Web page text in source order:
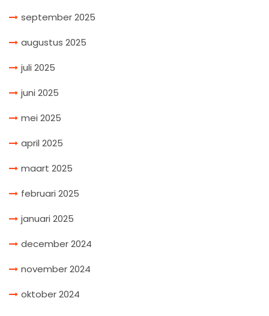
september 2025
augustus 2025
juli 2025
juni 2025
mei 2025
april 2025
maart 2025
februari 2025
januari 2025
december 2024
november 2024
oktober 2024